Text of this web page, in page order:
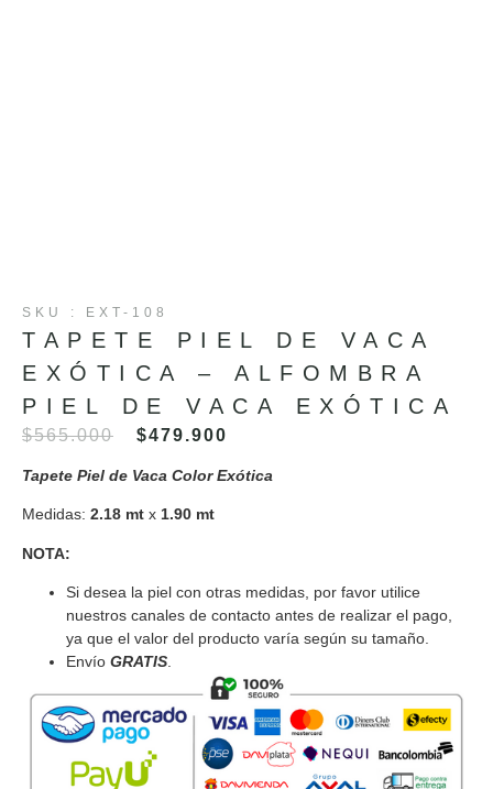
SKU : EXT-108
TAPETE PIEL DE VACA
EXÓTICA – ALFOMBRA
PIEL DE VACA EXÓTICA
$565.000 $479.900
Tapete Piel de Vaca ColorExótica
Medidas: 2.18 mt x 1.90 mt
NOTA:
Si desea la piel con otras medidas, por favor utilice
nuestros canales de contacto antes de realizar el pago,
ya que el valor del producto varía según su tamaño.
Envío GRATIS.